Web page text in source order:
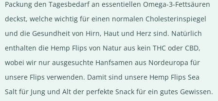
Packung den Tagesbedarf an essentiellen Omega-3-Fettsäuren
deckst, welche wichtig für einen normalen Cholesterinspiegel
und die Gesundheit von Hirn, Haut und Herz sind. Natürlich
enthalten die Hemp Flips von Natur aus kein THC oder CBD,
wobei wir nur ausgesuchte Hanfsamen aus Nordeuropa für
unsere Flips verwenden. Damit sind unsere Hemp Flips Sea
Salt für Jung und Alt der perfekte Snack für ein gutes Gewissen.